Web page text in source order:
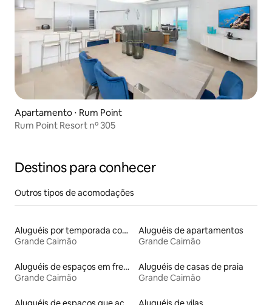
Apartamento ⋅ Rum Point
Rum Point Resort nº 305
Destinos para conhecer
Outros tipos de acomodações
Aluguéis por temporada com banheira de hidromassagem
Grande Caimão
Aluguéis de apartamentos
Grande Caimão
Aluguéis de espaços em frente à praia
Grande Caimão
Aluguéis de casas de praia
Grande Caimão